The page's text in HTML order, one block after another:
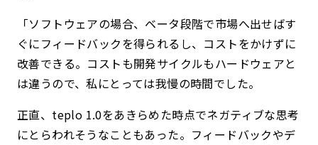
「ソフトウェアの場合、ベータ段階で市場へ出せばす
ぐにフィードバックを得られるし、コストをかけずに
改善できる。コストも開発サイクルもハードウェアと
は違うので、私にとっては我慢の時間でした。
正直、teplo 1.0をあきらめた時点でネガティブな思考
にとらわれそうなこともあった。フィードバックやデ